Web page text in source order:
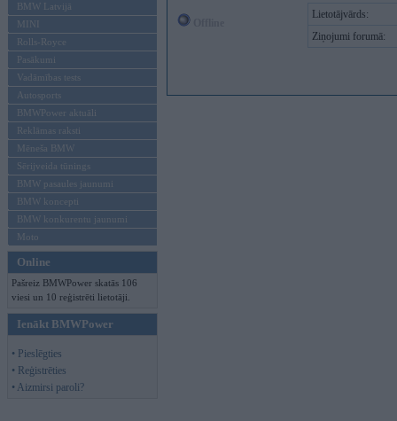
BMW Latvijā
MINI
Rolls-Royce
Pasākumi
Vadāmības tests
Autosports
BMWPower aktuāli
Reklāmas raksti
Mēneša BMW
Sērijveida tūnings
BMW pasaules jaunumi
BMW koncepti
BMW konkurentu jaunumi
Moto
Online
Pašreiz BMWPower skatās 106
viesi un 10 reģistrēti lietotāji.
Ienākt BMWPower
• Pieslēgties
• Reģistrēties
• Aizmirsi paroli?
Lietotājvārds:
Ziņojumi forumā: